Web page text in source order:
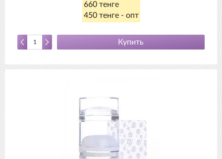
660 тенге
450 тенге - опт
Купить